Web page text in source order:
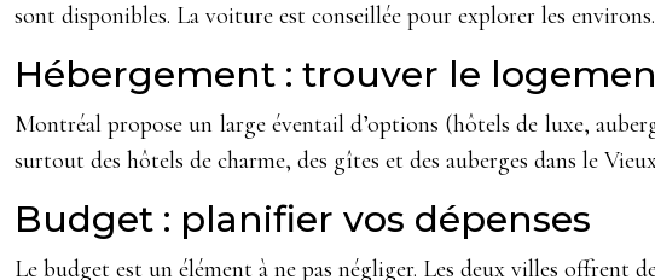
sont disponibles. La voiture est conseillée pour explorer les environs.
Hébergement : trouver le
Montréal propose un large éventail d’options (hôtels de luxe,
surtout des hôtels de charme, des gîtes et des auberges dans le
Budget : planifier vos dépenses
Le budget est un élément à ne pas négliger. Les deux villes offrent